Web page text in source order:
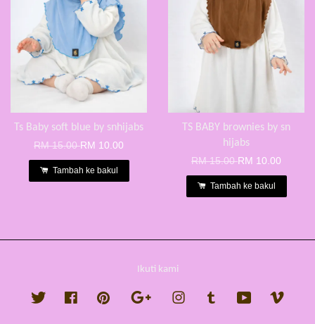
Ts Baby soft blue by snhijabs
RM 15.00RM 10.00
Tambah ke bakul
TS BABY brownies by sn
hijabs
RM 15.00RM 10.00
Tambah ke bakul
Ikuti kami
Twitter FacebookPinterest Google InstagramTumblr YouTube